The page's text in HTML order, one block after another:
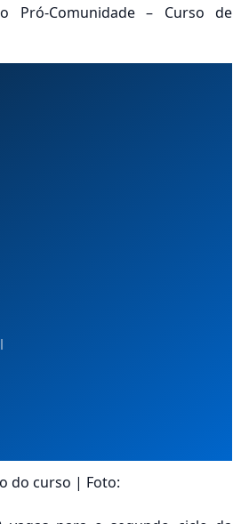
Pró-Comunidade – Curso de
do curso | Foto: